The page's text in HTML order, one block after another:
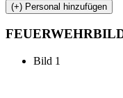
FEUERWEHR
Bild 1